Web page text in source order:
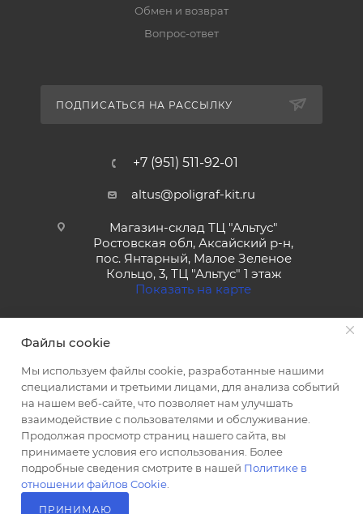
Обмен и возврат
Вопрос-ответ
ПОДПИСАТЬСЯ НА РАССЫЛКУ
+7 (951) 511-92-01
altus@poligraf-kit.ru
Магазин-склад ТЦ "Альтус"
Ростовская обл, Аксайский р-н,
пос. Янтарный, Малое Зеленое
Кольцо, 3, ТЦ "Альтус" 1 этаж
Показать на карте
2026 © Полиграф кит - интернет-магазин
Файлы cookie
Мы используем файлы cookie, разработанные нашими
специалистами и третьими лицами, для анализа событий
на нашем веб-сайте, что позволяет нам улучшать
взаимодействие с пользователями и обслуживание.
Продолжая просмотр страниц нашего сайта, вы
принимаете условия его использования. Более
подробные сведения смотрите в нашей Политике в
отношении файлов Cookie
ПРИНИМАЮ